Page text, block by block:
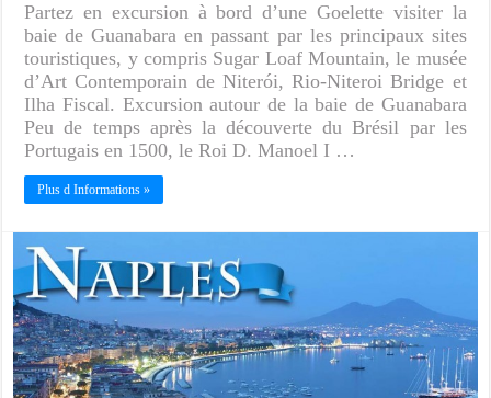
Partez en excursion à bord d’une Goelette visiter la
baie de Guanabara en passant par les principaux sites
touristiques, y compris Sugar Loaf Mountain, le musée
d’Art Contemporain de Niterói, Rio-Niteroi Bridge et
Ilha Fiscal. Excursion autour de la baie de Guanabara
Peu de temps après la découverte du Brésil par les
Portugais en 1500, le Roi D. Manoel I …
Plus d Informations »